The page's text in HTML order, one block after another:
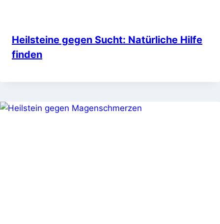
Heilsteine gegen Sucht: Natürliche Hilfe
finden